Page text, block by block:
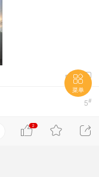
 
5#

菜单


2